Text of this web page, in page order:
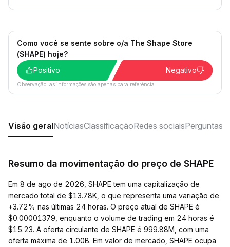
Como você se sente sobre o/a The Shape Store
(SHAPE) hoje?
Positivo
Negativo
Observação: as informações são apenas para referência.
Visão geralNotíciasClassificaçãoRedes sociaisPerguntas
Resumo da movimentação do preço de SHAPE
Em 8 de ago de 2026, SHAPE tem uma capitalização de
mercado total de $13.78K, o que representa uma variação de
+3.72% nas últimas 24 horas. O preço atual de SHAPE é
$0.00001379, enquanto o volume de trading em 24 horas é
$15.23. A oferta circulante de SHAPE é 999.88M, com uma
oferta máxima de 1.00B. Em valor de mercado, SHAPE ocupa